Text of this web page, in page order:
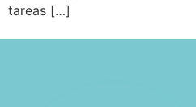
tareas […]